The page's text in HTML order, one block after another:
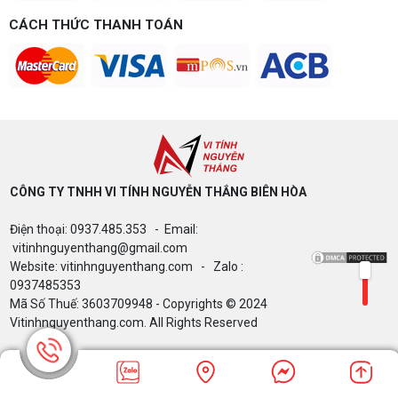
Build PC gaming 15 triệu chơi được game gì? Vi
dễ nâng cấp CPU/VGA sau này, tư vấn miễn phí
theo đúng ngân sách.
Build PC gaming theo ngân sách từ 10-40 triệu:
cách phân bổ CPU, GPU, RAM hợp lý, chọn
Intel/AMD và tránh sai tương thích. Tư vấn miễn
phí tại Vi tính Nguyễn Thắng.
GIGABYTE & INTEL CORE ULTRA 200S
PLUS – NHẬN VOUCHER ĐẾN 800K
Thông báo v/v sử dụng phần mềm bản
quyền ( Vi tính Nguyễn Thắng)
CÁCH THỨC THANH TOÁN
CÔNG TY TNHH VI TÍNH NGUYỄN THẮNG BIÊN HÒA​
Điện thoại: 0937.485.353 - Email:
vitinhnguyenthang@gmail.com
Website: vitinhnguyenthang.com - Zalo :
0937485353
Mã Số Thuế: 3603709948 - Copyrights © 2024
Vitinhnguyenthang.com. All Rights Reserved